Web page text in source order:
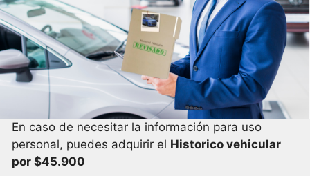
En caso de necesitar la información para uso
personal, puedes adquirir el Historico vehicular
por $45.900